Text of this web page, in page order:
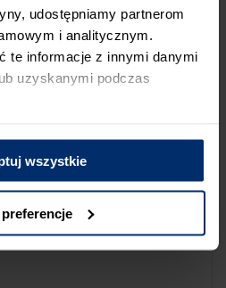
udostępniamy partnerom
i analitycznym.
te informacje z innymi danymi
uzyskanymi podczas
wszystkie
przez poniższy formularz: